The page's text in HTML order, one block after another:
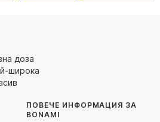
доза
широка
ПОВЕЧЕ ИНФОРМАЦИЯ ЗА
BONAMI